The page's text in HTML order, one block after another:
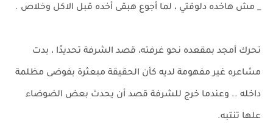
_ مش هاخده دلوقتي ، لما أجوع هبقى أخده قبل الاكل وخلاص .
تحرك أمجد بمقعده نحو غرفته، قصد الشرفة تحديدًا ، بدت
مشاعره غير مفهومة لديه كأن الحقيقة مبعثرة بفوضى مظلمة
داخله .. وعندما خرج للشرفة قصد أن يحدث بعض الضوضاء
علها تنتبه.